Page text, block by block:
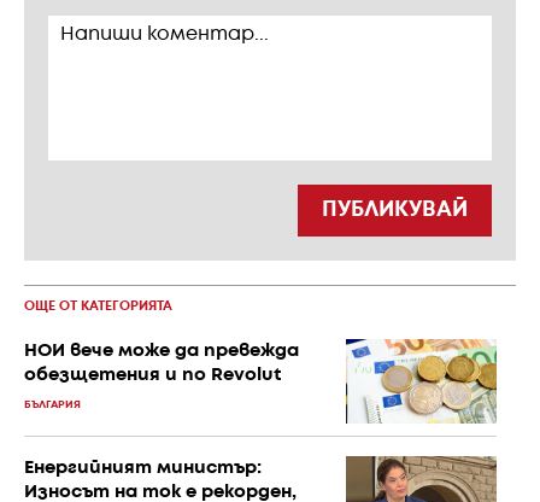
ПУБЛИКУВАЙ
ОЩЕ ОТ КАТЕГОРИЯТА
НОИ вече може да превежда
обезщетения и по Revolut
БЪЛГАРИЯ
Енергийният министър:
Износът на ток е рекорден,